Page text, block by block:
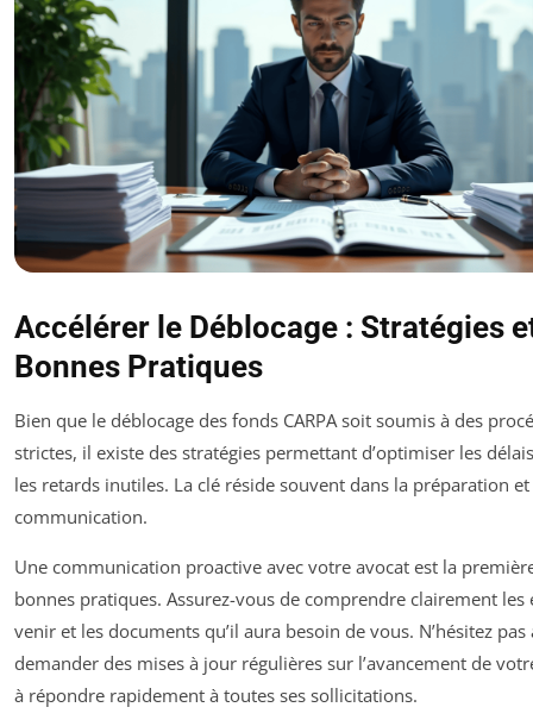
Accélérer le Déblocage : Stratégies
Bonnes Pratiques
Bien que le déblocage des fonds CARPA soit soumis à des
strictes, il existe des stratégies permettant d’optimiser les
les retards inutiles. La clé réside souvent dans la préparation
communication.
Une communication proactive avec votre avocat est la
bonnes pratiques. Assurez-vous de comprendre clairement les
venir et les documents qu’il aura besoin de vous. N’hésitez pas
demander des mises à jour régulières sur l’avancement de
à répondre rapidement à toutes ses sollicitations.